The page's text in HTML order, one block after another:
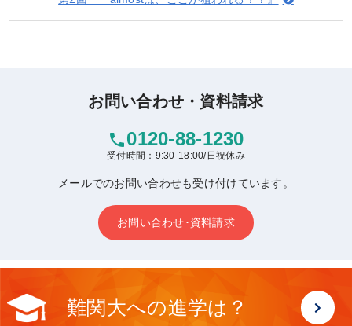
お問い合わせ・資料請求
phone0120-88-1230
受付時間：9:30-18:00/日祝休み
メールでのお問い合わせも受け付けています。
お問い合わせ･資料請求
難関大への進学は？